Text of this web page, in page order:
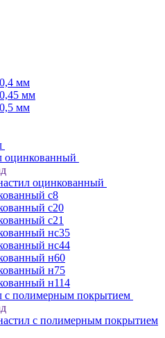
мм
мм
мм
оцинкованный
оцинкованный
с8
с20
с21
нс35
нс44
н60
н75
н114
с полимерным покрытием
с полимерным покрытием